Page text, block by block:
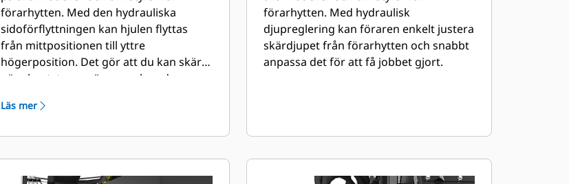
förarhytten. Med den hydrauliska
sidoförflyttningen kan hjulen flyttas
från mittpositionen till yttre
högerposition. Det gör att du kan skära
nära kantstenar, väggar och andra
om maskinen lika ofta.
Läs mer
förarhytten. Med hydraulisk
djupreglering kan föraren enkelt justera
skärdjupet från förarhytten och snabbt
anpassa det för att få jobbet gjort.